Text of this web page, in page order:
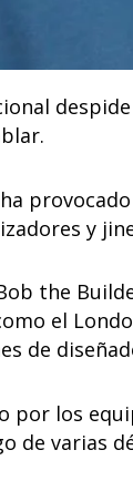
y
the
el
de
por los
de varias